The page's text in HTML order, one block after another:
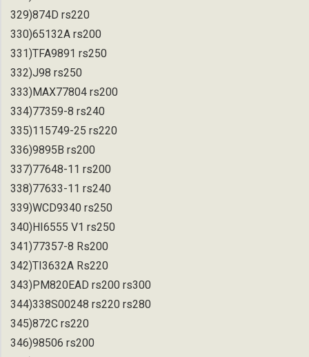
329)874D rs220
330)65132A rs200
331)TFA9891 rs250
332)J98 rs250
333)MAX77804 rs200
334)77359-8 rs240
335)115749-25 rs220
336)9895B rs200
337)77648-11 rs200
338)77633-11 rs240
339)WCD9340 rs250
340)HI6555 V1 rs250
341)77357-8 Rs200
342)TI3632A Rs220
343)PM820EAD rs200 rs300
344)338S00248 rs220 rs280
345)872C rs220
346)98506 rs200